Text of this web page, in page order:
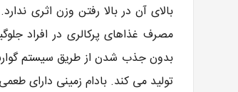
بالای آن در بالا رفتن وزن اثری
مصرف غذاهای پرکالری در افراد
بدون جذب شدن از طریق سیستم
تولید می کند. بادام زمینی دارای